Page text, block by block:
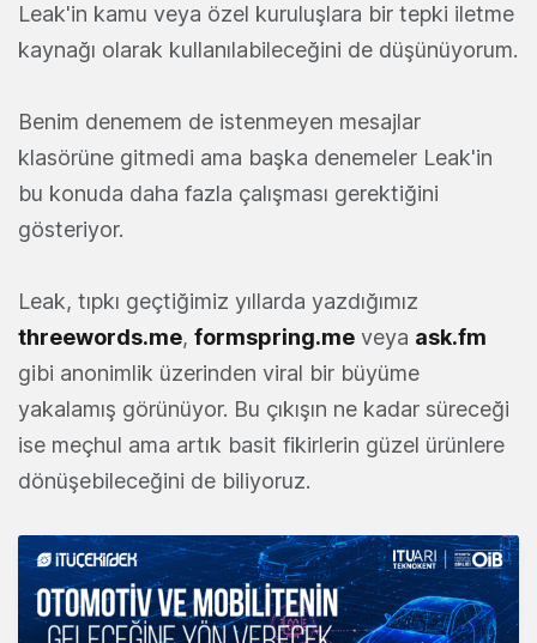
Leak'in kamu veya özel kuruluşlara bir tepki iletme
kaynağı olarak kullanılabileceğini de düşünüyorum.
Benim denemem de istenmeyen mesajlar
klasörüne gitmedi ama başka denemeler Leak'in
bu konuda daha fazla çalışması gerektiğini
gösteriyor.
Leak, tıpkı geçtiğimiz yıllarda yazdığımız
threewords.me, formspring.me veya ask.fm
gibi anonimlik üzerinden viral bir büyüme
yakalamış görünüyor. Bu çıkışın ne kadar süreceği
ise meçhul ama artık basit fikirlerin güzel ürünlere
dönüşebileceğini de biliyoruz.